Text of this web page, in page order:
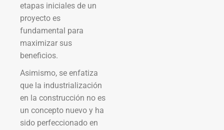
etapas iniciales de un
proyecto es
fundamental para
maximizar sus
beneficios.
Asimismo, se enfatiza
que la industrialización
en la construcción no es
un concepto nuevo y ha
sido perfeccionado en